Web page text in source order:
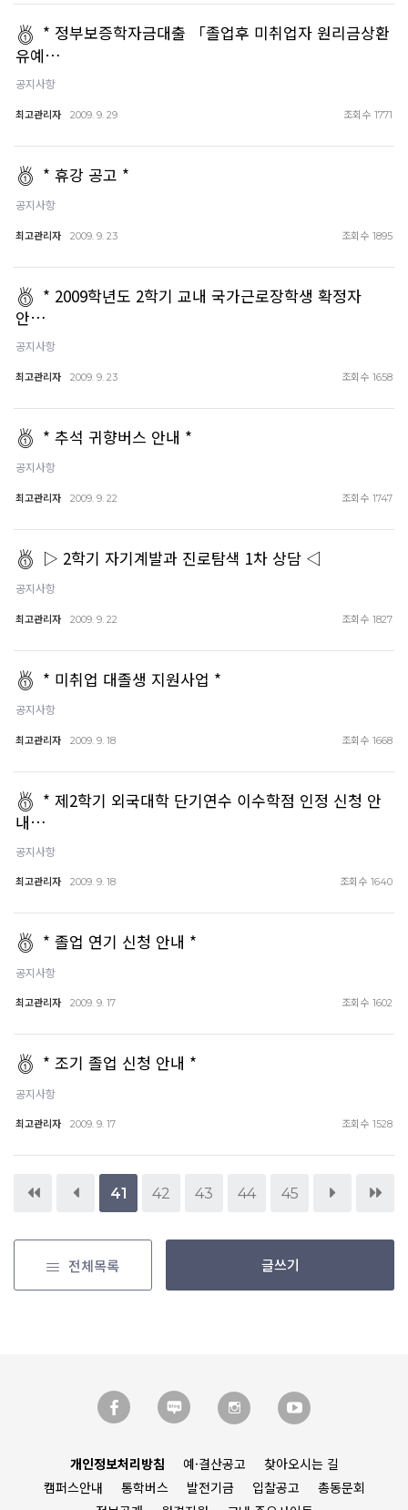
* 정부보증학자금대출 「졸업후 미취업자 원리금상환
유예…
공지사항
최고관리자 2009. 9. 29 조회수 1771
* 휴강 공고 *
공지사항
최고관리자 2009. 9. 23 조회수 1895
* 2009학년도 2학기 교내 국가근로장학생 확정자
안…
공지사항
최고관리자 2009. 9. 23 조회수 1658
* 추석 귀향버스 안내 *
공지사항
최고관리자 2009. 9. 22 조회수 1747
▷ 2학기 자기계발과 진로탐색 1차 상담 ◁
공지사항
최고관리자 2009. 9. 22 조회수 1827
* 미취업 대졸생 지원사업 *
공지사항
최고관리자 2009. 9. 18 조회수 1668
* 제2학기 외국대학 단기연수 이수학점 인정 신청 안
내…
공지사항
최고관리자 2009. 9. 18 조회수 1640
* 졸업 연기 신청 안내 *
공지사항
최고관리자 2009. 9. 17 조회수 1602
* 조기 졸업 신청 안내 *
공지사항
최고관리자 2009. 9. 17 조회수 1528
41 42 43 44 45
전체목록 글쓰기
개인정보처리방침 예·결산공고
찾아오시는 길
캠퍼스안내
통학버스 발전기금 입찰공고
총동문회